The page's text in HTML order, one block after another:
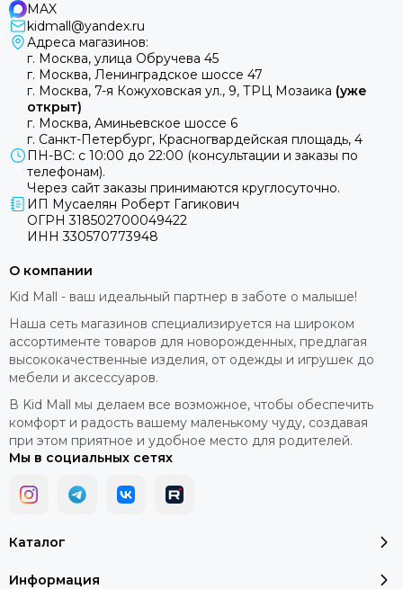
MAX
kidmall@yandex.ru
Адреса магазинов:
г. Москва, улица Обручева 45
г. Москва, Ленинградское шоссе 47
г. Москва, 7-я Кожуховская ул., 9, ТРЦ Мозаика (уже
открыт)
г. Москва, Аминьевское шоссе 6
г. Санкт-Петербург, Красногвардейская площадь, 4
ПН-ВС: с 10:00 до 22:00 (консультации и заказы по
телефонам).
Через сайт заказы принимаются круглосуточно.
ИП Мусаелян Роберт Гагикович
ОГРН 318502700049422
ИНН 330570773948
Каталог
Информация
О компании
Kid Mall - ваш идеальный партнер в заботе о малыше!
Наша сеть магазинов специализируется на широком
ассортименте товаров для новорожденных, предлагая
высококачественные изделия, от одежды и игрушек до
мебели и аксессуаров.
В Kid Mall мы делаем все возможное, чтобы обеспечить
комфорт и радость вашему маленькому чуду, создавая
при этом приятное и удобное место для родителей.
Мы в социальных сетях